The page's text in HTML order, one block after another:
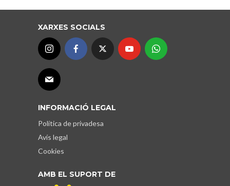
XARXES SOCIALS
INFORMACIÓ LEGAL
Política de privadesa
Avís legal
Cookies
AMB EL SUPORT DE